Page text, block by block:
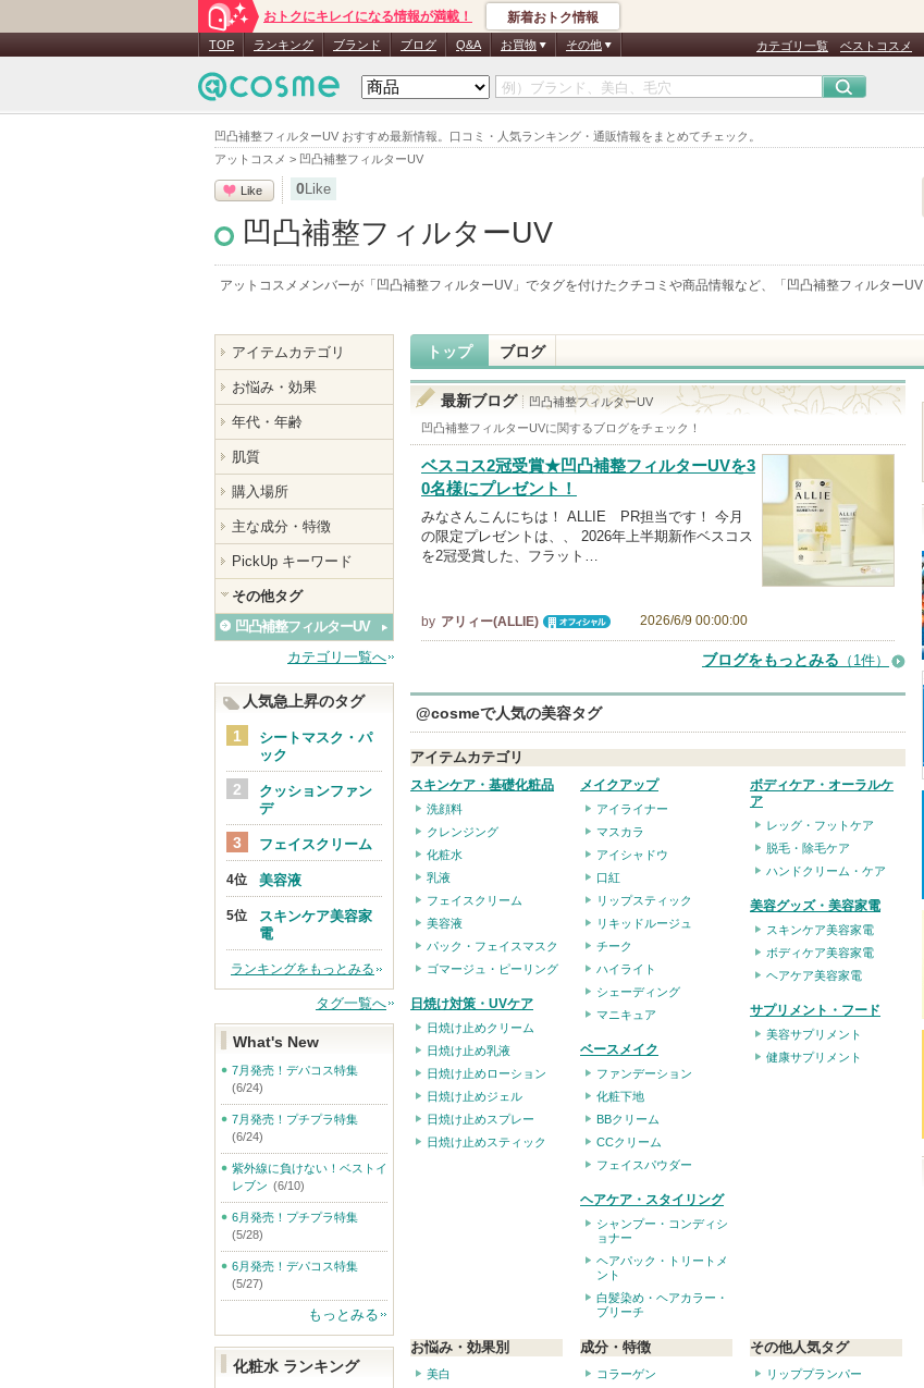
凹凸補整フィルターUV おすすめ最新情報。口コミ・人気ランキング・通販情報をまとめてチェック。
アットコスメ > 凹凸補整フィルターUV
おトクにキレイになる情報が満載！ 新着おトク情報
TOP ランキング ブランド ブログ Q&A お買物 その他 カテゴリ一覧 ベストコスメ
Like 0Like
凹凸補整フィルターUV
アットコスメメンバーが「 凹凸補整フィルターUV 」でタグを付けたクチコミや商品情報など、「 凹凸補整フィルターUV
トップ ブログ
最新ブログ
凹凸補整フィルターUV
凹凸補整フィルターUVに関するブログをチェック！
ベスコス2冠受賞★凹凸補整フィルターUVを3
0名様にプレゼント！
みなさんこんにちは！ ALLIE PR担当です！ 今月
の限定プレゼントは、、 2026年上半期新作ベスコス
を2冠受賞した、フラット…
by アリィー(ALLIE)
2026/6/9 00:00:00
ブログをもっとみる （1件）
@cosmeで人気の美容タグ
アイテムカテゴリ
スキンケア・基礎化粧品
洗顔料
クレンジング
化粧水
乳液
フェイスクリーム
美容液
パック・フェイスマスク
ゴマージュ・ピーリング
日焼け対策・UVケア
日焼け止めクリーム
日焼け止め乳液
日焼け止めローション
日焼け止めジェル
日焼け止めスプレー
日焼け止めスティック
メイクアップ
アイライナー
マスカラ
アイシャドウ
口紅
リップスティック
リキッドルージュ
チーク
ハイライト
シェーディング
マニキュア
ベースメイク
ファンデーション
化粧下地
BBクリーム
CCクリーム
フェイスパウダー
ヘアケア・スタイリング
シャンプー・コンディシ
ョナー
ヘアパック・トリートメ
ント
白髪染め・ヘアカラー・
ブリーチ
ボディケア・オーラルケ
ア
レッグ・フットケア
脱毛・除毛ケア
ハンドクリーム・ケア
美容グッズ・美容家電
スキンケア美容家電
ボディケア美容家電
ヘアケア美容家電
サプリメント・フード
美容サプリメント
健康サプリメント
お悩み・効果別
美白
成分・特徴
コラーゲン
その他人気タグ
リッププランパー
アイテムカテゴリ
お悩み・効果
年代・年齢
肌質
購入場所
主な成分・特徴
PickUp キーワード
その他タグ
凹凸補整フィルターUV
カテゴリ一覧へ
人気急上昇のタグ
シートマスク・パ
ック
クッションファン
デ
フェイスクリーム
美容液
スキンケア美容家
電
ランキングをもっとみる
タグ一覧へ
What's New
7月発売！デパコス特集
(6/24)
7月発売！プチプラ特集
(6/24)
紫外線に負けない！ベストイ
レブン (6/10)
6月発売！プチプラ特集
(5/28)
6月発売！デパコス特集
(5/27)
もっとみる
化粧水 ランキング